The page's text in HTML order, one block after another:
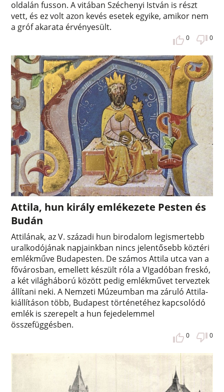
oldalán fusson. A vitában Széchenyi István is részt
vett, és ez volt azon kevés esetek egyike, amikor nem
a gróf akarata érvényesült.
0 0
Attila, hun király emlékezete Pesten és
Budán
Attilának, az V. századi hun birodalom legismertebb
uralkodójának napjainkban nincs jelentősebb köztéri
emlékműve Budapesten. De számos Attila utca van a
fővárosban, emellett készült róla a VIgadóban freskó,
a két világháború között pedig emlékművet terveztek
állítani neki. A Nemzeti Múzeumban ma záruló Attila-
kiállításon több, Budapest történetéhez kapcsolódó
emlék is szerepelt a hun fejedelemmel
összefüggésben.
0 0